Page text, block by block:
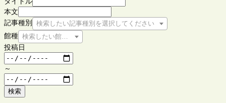
本文
記事種別
検索したい記事種別を選択してください
館種 検索したい館種を選択してください
投稿日
～
検索